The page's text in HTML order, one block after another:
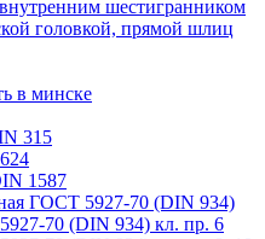
шестигранником
головкой, прямой шлиц
в минске
315
1587
ГОСТ 5927-70 (DIN 934)
70 (DIN 934) кл. пр. 6